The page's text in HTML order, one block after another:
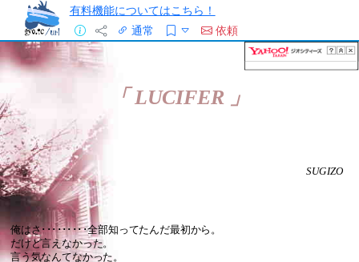
有料機能についてはこちら！
通常
依頼